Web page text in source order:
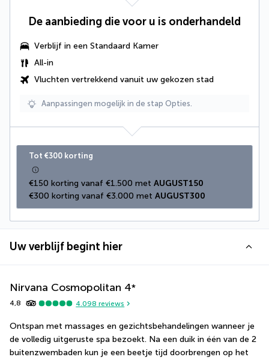
De aanbieding die voor u is onderhandeld
Verblijf in een Standaard Kamer
All-in
Vluchten vertrekkend vanuit uw gekozen stad
Aanpassingen mogelijk in de stap Opties.
Tot €300 korting
€150 korting vanaf €1.500 met AUGUST150
€300 korting vanaf €3.000 met AUGUST300
Uw verblijf begint hier
Nirvana Cosmopolitan 4*
4,8 4.098 reviews
Ontspan met massages en gezichtsbehandelingen wanneer je
de volledig uitgeruste spa bezoekt. Na een duik in één van de 2
buitenzwembaden kun je een beetje tijd doorbrengen op het